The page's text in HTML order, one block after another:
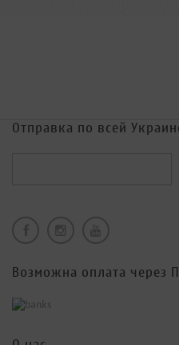
Отправка по всей
Возможна оплата через